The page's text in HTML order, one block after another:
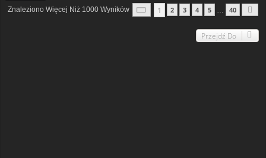
Znaleziono Więcej Niż 1000 Wyników Strona1 40
1 2 3 4 5 40
Przejdź Do